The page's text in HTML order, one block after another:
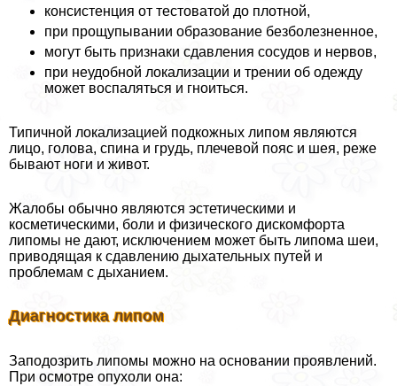
консистенция от тестоватой до плотной,
при прощупывании образование безболезненное,
могут быть признаки сдавления сосудов и нервов,
при неудобной локализации и трении об одежду
может воспаляться и гноиться.
Типичной локализацией подкожных липом являются
лицо, голова, спина и гpyдь, плечевой пояс и шея, реже
бывают ноги и живот.
Жалобы обычно являются эстетическими и
косметическими, боли и физического дискомфорта
липомы не дают, исключением может быть липома шеи,
приводящая к сдавлению дыхательных путей и
проблемам с дыханием.
Диагностика липом
Заподозрить липомы можно на основании проявлений.
При осмотре опухоли она: